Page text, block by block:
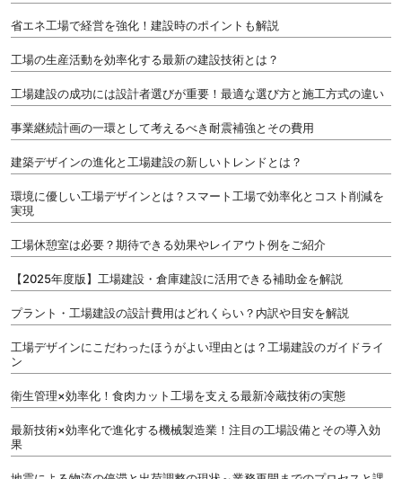
省エネ工場で経営を強化！建設時のポイントも解説
工場の生産活動を効率化する最新の建設技術とは？
工場建設の成功には設計者選びが重要！最適な選び方と施工方式の違い
事業継続計画の一環として考えるべき耐震補強とその費用
建築デザインの進化と工場建設の新しいトレンドとは？
環境に優しい工場デザインとは？スマート工場で効率化とコスト削減を
実現
工場休憩室は必要？期待できる効果やレイアウト例をご紹介
【2025年度版】工場建設・倉庫建設に活用できる補助金を解説
プラント・工場建設の設計費用はどれくらい？内訳や目安を解説
工場デザインにこだわったほうがよい理由とは？工場建設のガイドライ
ン
衛生管理×効率化！食肉カット工場を支える最新冷蔵技術の実態
最新技術×効率化で進化する機械製造業！注目の工場設備とその導入効
果